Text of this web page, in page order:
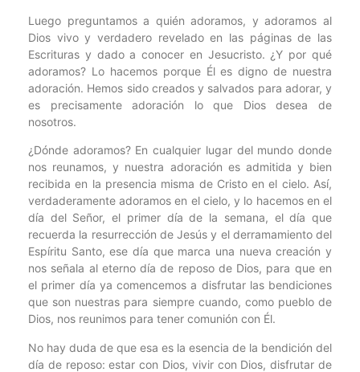
Luego preguntamos a quién adoramos, y adoramos al
Dios vivo y verdadero revelado en las páginas de las
Escrituras y dado a conocer en Jesucristo. ¿Y por qué
adoramos? Lo hacemos porque Él es digno de nuestra
adoración. Hemos sido creados y salvados para adorar, y
es precisamente adoración lo que Dios desea de
nosotros.
¿Dónde adoramos? En cualquier lugar del mundo donde
nos reunamos, y nuestra adoración es admitida y bien
recibida en la presencia misma de Cristo en el cielo. Así,
verdaderamente adoramos en el cielo, y lo hacemos en el
día del Señor, el primer día de la semana, el día que
recuerda la resurrección de Jesús y el derramamiento del
Espíritu Santo, ese día que marca una nueva creación y
nos señala al eterno día de reposo de Dios, para que en
el primer día ya comencemos a disfrutar las bendiciones
que son nuestras para siempre cuando, como pueblo de
Dios, nos reunimos para tener comunión con Él.
No hay duda de que esa es la esencia de la bendición del
día de reposo: estar con Dios, vivir con Dios, disfrutar de